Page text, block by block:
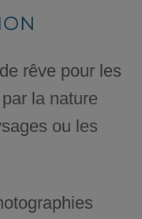
rêve pour les
la nature
ou les